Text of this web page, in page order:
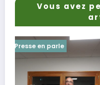
Vous avez
Chapelle